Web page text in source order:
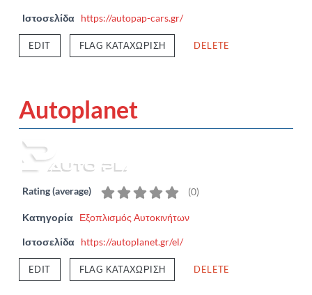
Ιστοσελίδα https://autopap-cars.gr/
EDIT FLAG ΚΑΤΑΧΏΡΙΣΗ DELETE
Autoplanet
Rating (average) (0)
Κατηγορία Εξοπλισμός Αυτοκινήτων
Ιστοσελίδα https://autoplanet.gr/el/
EDIT FLAG ΚΑΤΑΧΏΡΙΣΗ DELETE